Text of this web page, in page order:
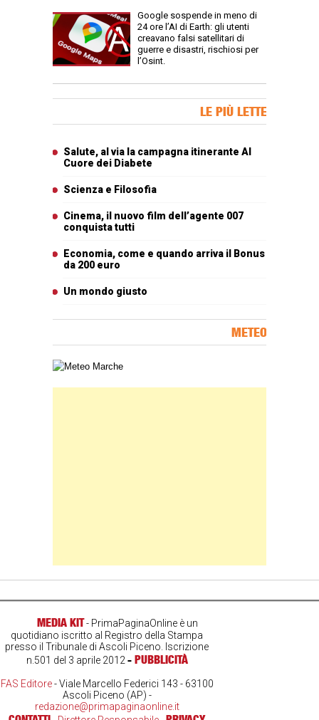
Google sospende in meno di
24 ore l’AI di Earth: gli utenti
creavano falsi satellitari di
guerre e disastri, rischiosi per
l’Osint.
LE PIÙ LETTE
Salute, al via la campagna itinerante Al
Cuore dei Diabete
Scienza e Filosofia
Cinema, il nuovo film dell’agente 007
conquista tutti
Economia, come e quando arriva il Bonus
da 200 euro
Un mondo giusto
METEO
Carta meteorologica delle Marche
MEDIA KIT- PrimaPaginaOnline è un
quotidiano iscritto al Registro della Stampa
presso il Tribunale di Ascoli Piceno. Iscrizione
n.501 del 3 aprile 2012- PUBBLICITÀ
FAS Editore- Viale Marcello Federici 143 - 63100
Ascoli Piceno (AP) -
redazione@primapaginaonline.it